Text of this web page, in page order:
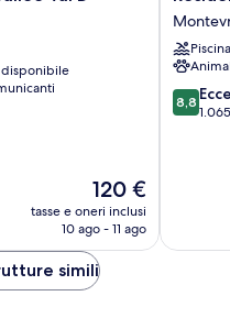
disponibile
Il
prezzo
attuale
120 €
120 €
tasse e oneri inclusi
10 ago - 11 ago
du
Parc
-
Val
Piscina
8.8
su
8,8
simili